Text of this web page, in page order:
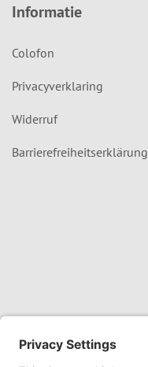
Informatie
Colofon
Privacyverklaring
Widerruf
Barrierefreiheitserklärung